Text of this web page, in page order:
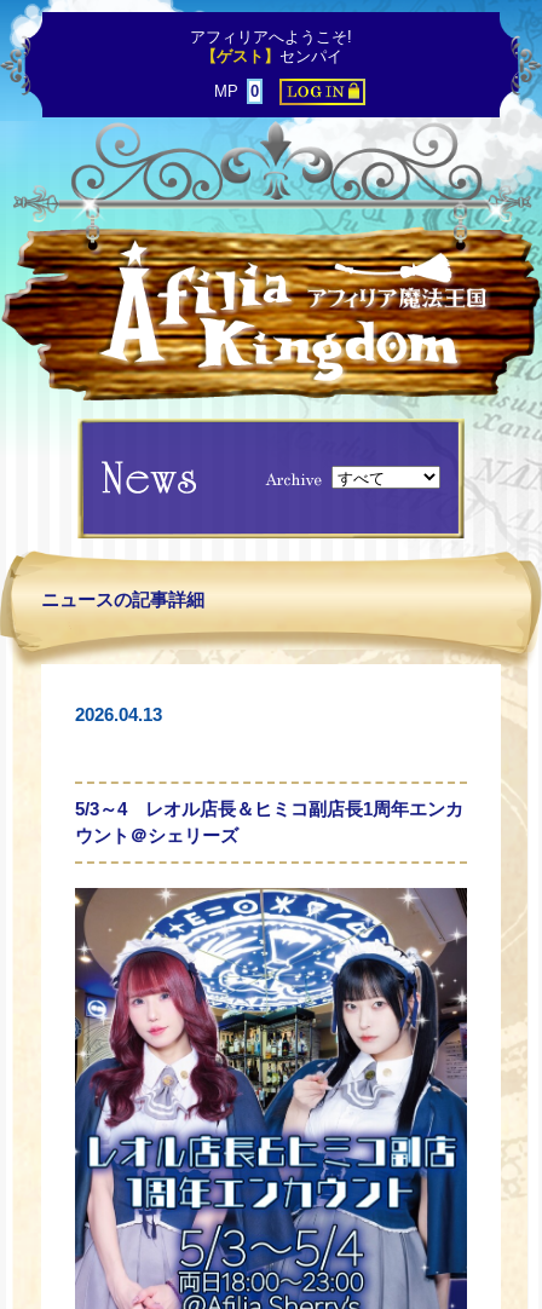
アフィリアへようこそ!
【ゲスト】 センパイ
MP
0
ニュースの記事詳細
2026.04.13
5/3～4 レオル店長＆ヒミコ副店長1周年エンカ
ウント＠シェリーズ